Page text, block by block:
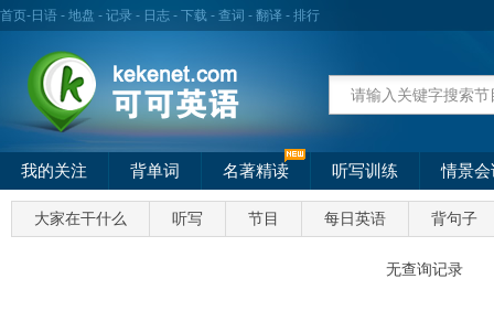
首页- 日语 - 地盘 - 记录 - 日志 - 下载 - 查词 - 翻译 - 排行
我的关注 背单词 名著精读 听写训练 情景会
大家在干什么 听写 节目 每日英语 背句子
无查询记录